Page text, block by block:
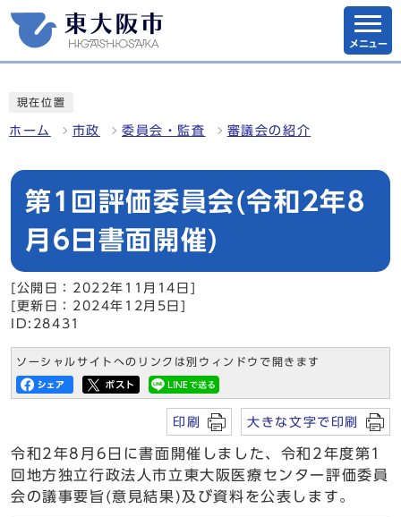
メニュー
現在位置
ホーム 市政 委員会・監査 審議会の紹介
第1回評価委員会(令和2年8
月6日書面開催)
[公開日：2022年11月14日]
[更新日：2024年12月5日]
ID:28431
ソーシャルサイトへのリンクは別ウィンドウで開きます
印刷 大きな文字で印刷
令和2年8月6日に書面開催しました、令和2年度第1
回地方独立行政法人市立東大阪医療センター評価委員
会の議事要旨(意見結果)及び資料を公表します。